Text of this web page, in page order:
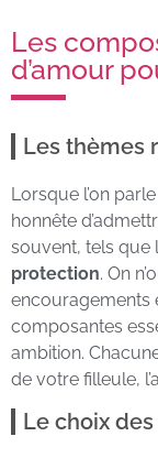
Les
d’amour
Les thèmes
Lorsque l’on
honnête
souvent, tels que
protection. On
encouragements
composantes
ambition.
de votre filleule,
Le choix